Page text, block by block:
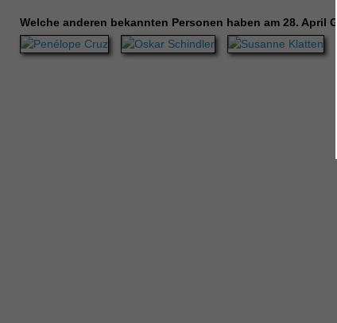
Welche anderen bekannten Personen haben am 28. April